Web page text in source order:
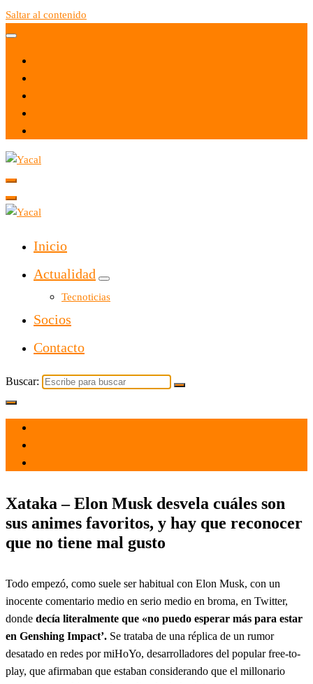
Saltar al contenido
Yacal micro hosting
Inicio
Actualidad
Tecnoticias
Socios
Contacto
Buscar:
Xataka – Elon Musk desvela cuáles son
sus animes favoritos, y hay que reconocer
que no tiene mal gusto
Todo empezó, como suele ser habitual con Elon Musk, con un
inocente comentario medio en serio medio en broma, en Twitter,
donde decía literalmente que «no puedo esperar más para estar
en Genshing Impact’. Se trataba de una réplica de un rumor
desatado en redes por miHoYo, desarrolladores del popular free-to-
play, que afirmaban que estaban considerando que el millonario